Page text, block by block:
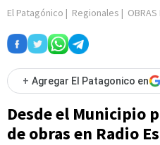
El Patagónico | Regionales | OBRAS
+ Agregar El Patagonico en
Desde el Municipio
de obras en Radio